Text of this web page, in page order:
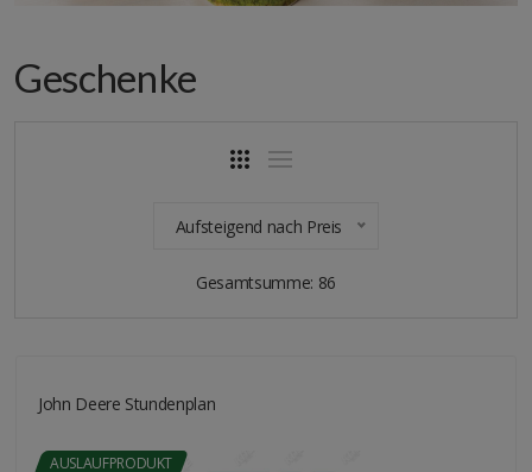
Geschenke
Aufsteigend nach Preis
Gesamtsumme: 86
John Deere Stundenplan
AUSLAUFPRODUKT